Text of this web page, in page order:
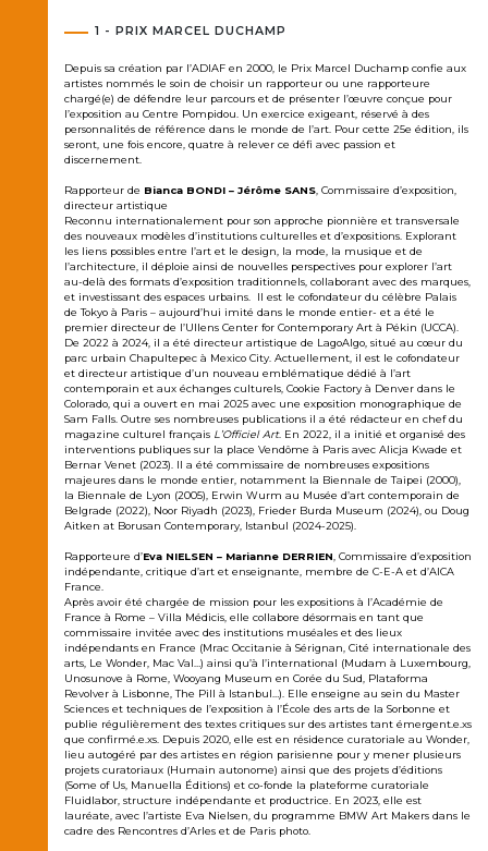
1 - PRIX MARCEL DUCHAMP
Depuis sa création par l’ADIAF en 2000, le Prix Marcel Duchamp confie aux
artistes nommés le soin de choisir un rapporteur ou une rapporteure
chargé(e) de défendre leur parcours et de présenter l’œuvre conçue pour
l’exposition au Centre Pompidou. Un exercice exigeant, réservé à des
personnalités de référence dans le monde de l’art. Pour cette 25e édition, ils
seront, une fois encore, quatre à relever ce défi avec passion et
discernement.
Rapporteur de Bianca BONDI – Jérôme SANS, Commissaire d’exposition,
directeur artistique
Reconnu internationalement pour son approche pionnière et transversale
des nouveaux modèles d’institutions culturelles et d’expositions. Explorant
les liens possibles entre l’art et le design, la mode, la musique et de
l’architecture, il déploie ainsi de nouvelles perspectives pour explorer l’art
au-delà des formats d’exposition traditionnels, collaborant avec des marques,
et investissant des espaces urbains. Il est le cofondateur du célèbre Palais
de Tokyo à Paris – aujourd’hui imité dans le monde entier- et a été le
premier directeur de l’Ullens Center for Contemporary Art à Pékin (UCCA).
De 2022 à 2024, il a été directeur artistique de LagoAlgo, situé au cœur du
parc urbain Chapultepec à Mexico City. Actuellement, il est le cofondateur
et directeur artistique d’un nouveau emblématique dédié à l’art
contemporain et aux échanges culturels, Cookie Factory à Denver dans le
Colorado, qui a ouvert en mai 2025 avec une exposition monographique de
Sam Falls. Outre ses nombreuses publications il a été rédacteur en chef du
magazine culturel français L’Officiel Art. En 2022, il a initié et organisé des
interventions publiques sur la place Vendôme à Paris avec Alicja Kwade et
Bernar Venet (2023). Il a été commissaire de nombreuses expositions
majeures dans le monde entier, notamment la Biennale de Taipei (2000),
la Biennale de Lyon (2005), Erwin Wurm au Musée d’art contemporain de
Belgrade (2022), Noor Riyadh (2023), Frieder Burda Museum (2024), ou Doug
Aitken at Borusan Contemporary, Istanbul (2024-2025).
Rapporteure d’Eva NIELSEN – Marianne DERRIEN, Commissaire d’exposition
indépendante, critique d’art et enseignante, membre de C-E-A et d’AICA
France.
Après avoir été chargée de mission pour les expositions à l’Académie de
France à Rome – Villa Médicis, elle collabore désormais en tant que
commissaire invitée avec des institutions muséales et des lieux
indépendants en France (Mrac Occitanie à Sérignan, Cité internationale des
arts, Le Wonder, Mac Val…) ainsi qu’à l’international (Mudam à Luxembourg,
Unosunove à Rome, Wooyang Museum en Corée du Sud, Plataforma
Revolver à Lisbonne, The Pill à Istanbul…). Elle enseigne au sein du Master
Sciences et techniques de l’exposition à l’École des arts de la Sorbonne et
publie régulièrement des textes critiques sur des artistes tant émergent.e.xs
que confirmé.e.xs. Depuis 2020, elle est en résidence curatoriale au Wonder,
lieu autogéré par des artistes en région parisienne pour y mener plusieurs
projets curatoriaux (Humain autonome) ainsi que des projets d’éditions
(Some of Us, Manuella Éditions) et co-fonde la plateforme curatoriale
Fluidlabor, structure indépendante et productrice. En 2023, elle est
lauréate, avec l’artiste Eva Nielsen, du programme BMW Art Makers dans le
cadre des Rencontres d’Arles et de Paris photo.